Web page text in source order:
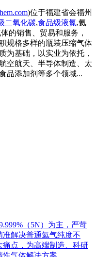
)位于福建省会福州
二氧化碳,食品级液氮,氦
的销售、贸易和服务，
规格多样的瓶装压缩气体
为基础，以实业为依托，
空航天、半导体制造、太
品添加剂等多个领域...
（5N）为主，严苛
解决普通氦气纯度不
痛点，为高端制造、科研